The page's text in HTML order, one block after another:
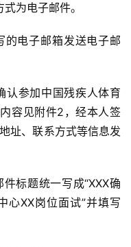
为电子邮件。
的电子邮箱发送电子邮
认参加中国残疾人体育
容见附件2，经本人签
址、联系方式等信息发
标题统一写成“XXX确
心XX岗位面试”并填写